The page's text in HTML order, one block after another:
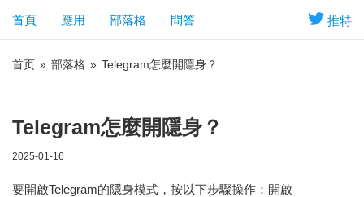
推特
首頁 應用 部落格 問答
首页 » 部落格 » Telegram怎麼開隱身？
Telegram怎麼開隱身？
2025-01-16
要開啟Telegram的隱身模式，按以下步驟操作：開啟